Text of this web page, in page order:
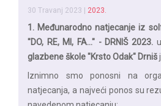
30 Travanj 2023 2023.
1. Međunarodno natjecanje iz
"DO, RE, MI, FA..." - DRNIŠ 2023.
glazbene škole "Krsto Odak" Drniš
Iznimno smo ponosni na
natjecanja, a najveći ponos su